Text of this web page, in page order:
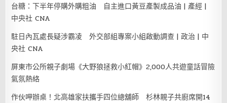
台糖：下半年停購外購粗油 自主進口黃豆產製成品油 | 產經 |
中央社 CNA
駐日內瓦處長疑涉霸凌 外交部組專案小組啟動調查 | 政治 | 中
央社 CNA
屏東市公所親子劇場《大野狼拯救小紅帽》2,000人共遊童話冒險
氣氛熱絡
作伙呷辦桌！北高雄家扶攜手四位總舖師 杉林親子共廚席開14